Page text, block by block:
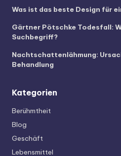
Was ist das beste Design für
Gärtner Pötschke Todesfall:
Suchbegriff?
Nachtschattenlähmung:
Behandlung
Kategorien
Berühmtheit
Blog
Geschäft
Lebensmittel